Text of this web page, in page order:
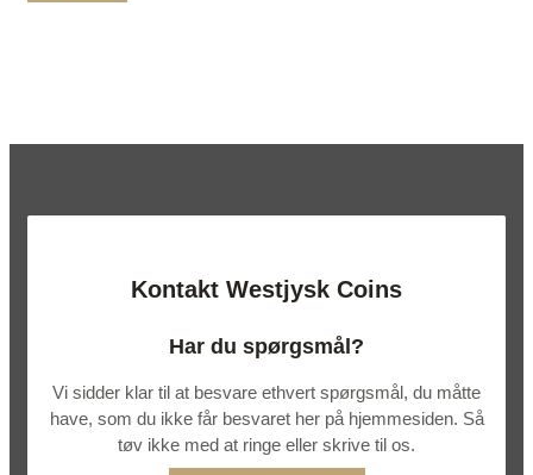
Kontakt Westjysk Coins
Har du spørgsmål?
Vi sidder klar til at besvare ethvert spørgsmål, du måtte
have, som du ikke får besvaret her på hjemmesiden. Så
tøv ikke med at ringe eller skrive til os.